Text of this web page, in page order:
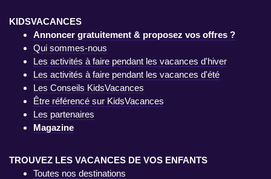
KIDSVACANCES
Annoncer gratuitement & proposez vos offres ?
Qui sommes-nous
Les activités à faire pendant les vacances d'hiver
Les activités à faire pendant les vacances d'été
Les Conseils KidsVacances
Être référencé sur KidsVacances
Les partenaires
Magazine
TROUVEZ LES VACANCES DE VOS ENFANTS
Toutes nos destinations